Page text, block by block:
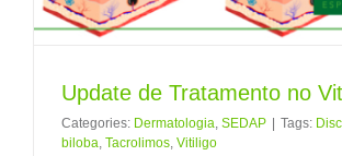
Update de Tratamento no
Categories: Dermatologia SEDAP | Tags:
biloba Tacrolimos Vitiligo